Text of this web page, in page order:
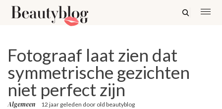
Fotograaf laat zien dat
symmetrische gezichten
niet perfect zijn
Algemeen 12 jaar geleden door old beautyblog